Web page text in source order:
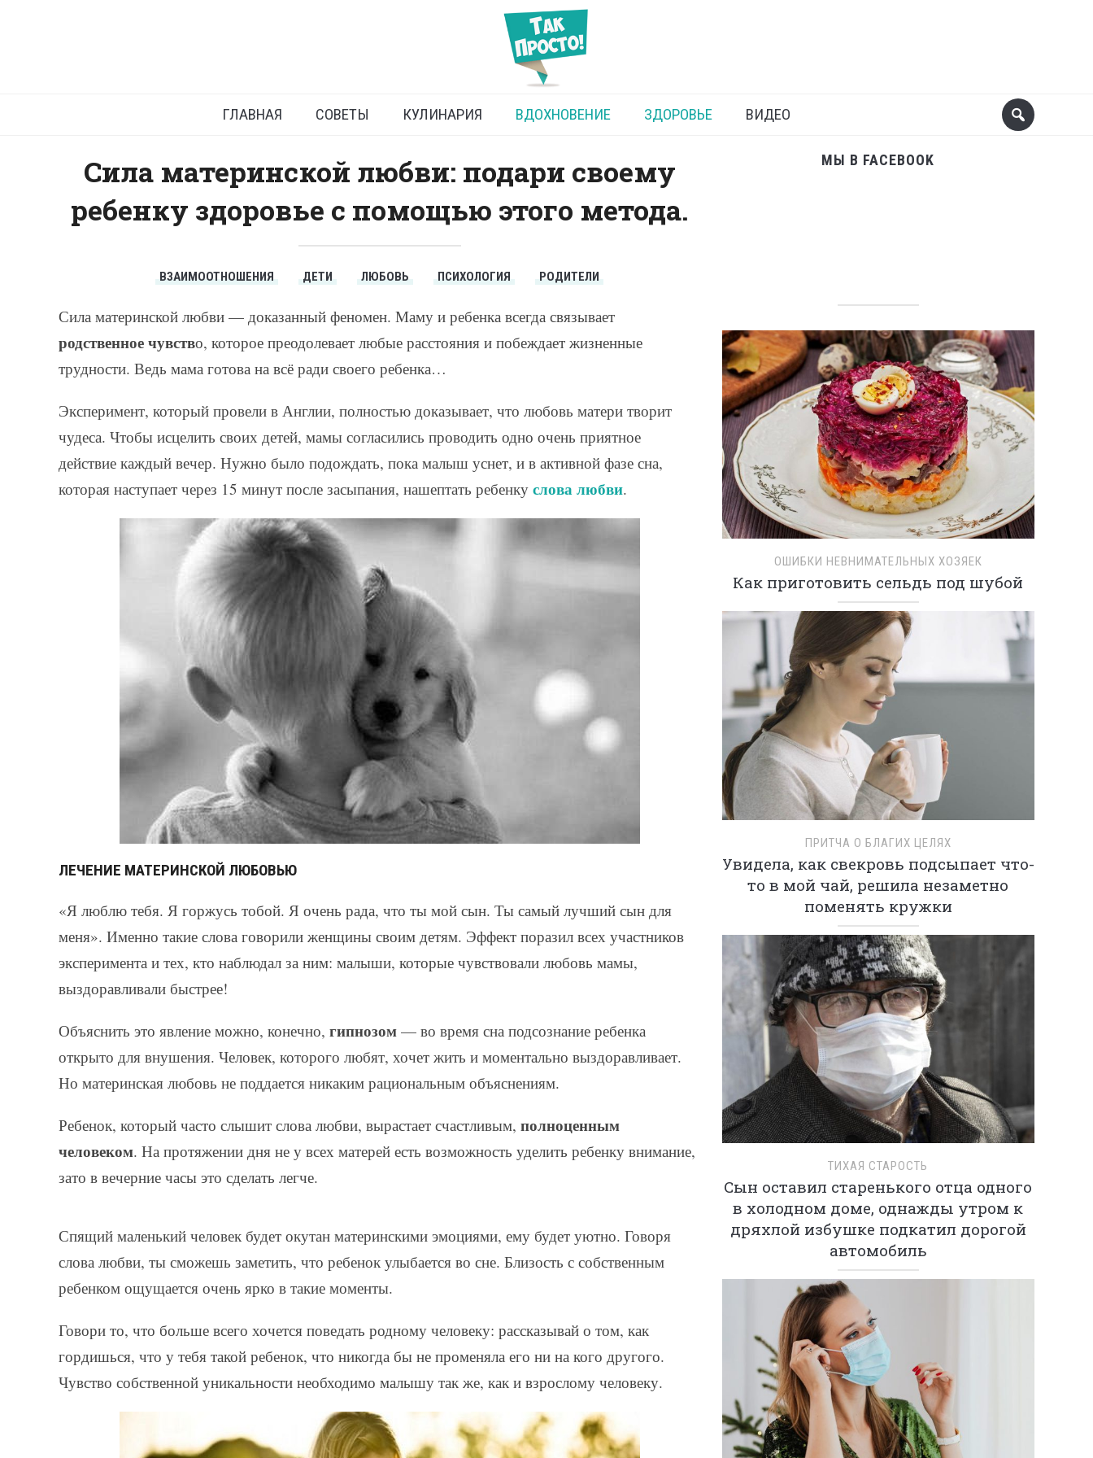
Лечение материнской любовью
ГЛАВНАЯ СОВЕТЫ КУЛИНАРИЯ ВДОХНОВЕНИЕ ЗДОРОВЬЕ ВИДЕО
Сила материнской любви: подари своему
ребенку здоровье с помощью этого метода.
ВЗАИМООТНОШЕНИЯ ДЕТИ ЛЮБОВЬ ПСИХОЛОГИЯ РОДИТЕЛИ
Сила материнской любви — доказанный феномен. Маму и ребенка всегда связывает
родственное чувство, которое преодолевает любые расстояния и побеждает жизненные
трудности. Ведь мама готова на всё ради своего ребенка…
Эксперимент, который провели в Англии, полностью доказывает, что любовь матери творит
чудеса. Чтобы исцелить своих детей, мамы согласились проводить одно очень приятное
действие каждый вечер. Нужно было подождать, пока малыш уснет, и в активной фазе сна,
которая наступает через 15 минут после засыпания, нашептать ребенку слова любви.
ЛЕЧЕНИЕ МАТЕРИНСКОЙ ЛЮБОВЬЮ
«Я люблю тебя. Я горжусь тобой. Я очень рада, что ты мой сын. Ты самый лучший сын для
меня». Именно такие слова говорили женщины своим детям. Эффект поразил всех участников
эксперимента и тех, кто наблюдал за ним: малыши, которые чувствовали любовь мамы,
выздоравливали быстрее!
Объяснить это явление можно, конечно, гипнозом — во время сна подсознание ребенка
открыто для внушения. Человек, которого любят, хочет жить и моментально выздоравливает.
Но материнская любовь не поддается никаким рациональным объяснениям.
Ребенок, который часто слышит слова любви, вырастает счастливым, полноценным
человеком. На протяжении дня не у всех матерей есть возможность уделить ребенку внимание,
зато в вечерние часы это сделать легче.
Спящий маленький человек будет окутан материнскими эмоциями, ему будет уютно. Говоря
слова любви, ты сможешь заметить, что ребенок улыбается во сне. Близость с собственным
ребенком ощущается очень ярко в такие моменты.
Говори то, что больше всего хочется поведать родному человеку: рассказывай о том, как
гордишься, что у тебя такой ребенок, что никогда бы не променяла его ни на кого другого.
Чувство собственной уникальности необходимо малышу так же, как и взрослому человеку.
МЫ В FACEBOOK
ОШИБКИ НЕВНИМАТЕЛЬНЫХ ХОЗЯЕК
Как приготовить сельдь под шубой
ПРИТЧА О БЛАГИХ ЦЕЛЯХ
Увидела, как свекровь подсыпает что-
то в мой чай, решила незаметно
поменять кружки
ТИХАЯ СТАРОСТЬ
Сын оставил старенького отца одного
в холодном доме, однажды утром к
дряхлой избушке подкатил дорогой
автомобиль